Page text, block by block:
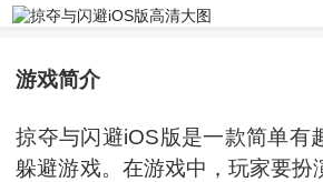
游戏简介
掠夺与闪避iOS版是一款简单有
躲避游戏。在游戏中，玩家要扮